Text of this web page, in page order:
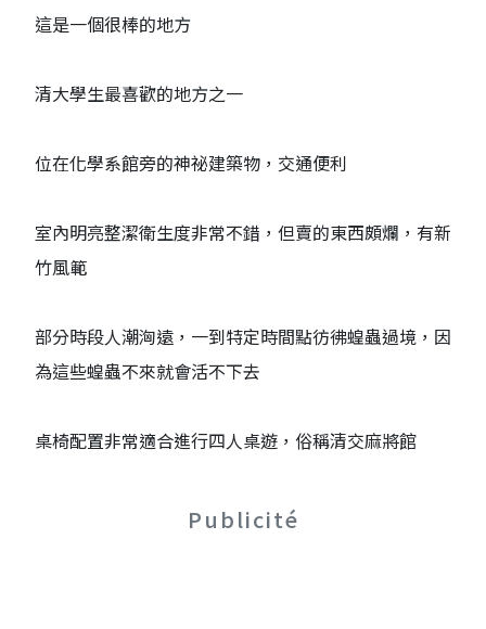
這是一個很棒的地方
清大學生最喜歡的地方之一
位在化學系館旁的神祕建築物，交通便利
室內明亮整潔衛生度非常不錯，但賣的東西頗爛，有新
竹風範
部分時段人潮洶遠，一到特定時間點彷彿蝗蟲過境，因
為這些蝗蟲不來就會活不下去
桌椅配置非常適合進行四人桌遊，俗稱清交麻將館
Publicité